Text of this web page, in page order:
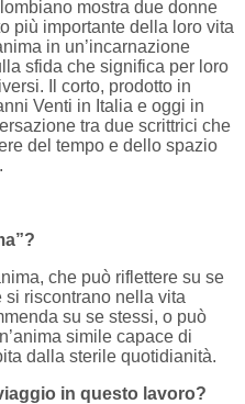
mostra due donne
più importante della loro vita
in un’incarnazione
sfida che significa per loro
Il corto, prodotto in
Venti in Italia e oggi in
tra due scrittrici che
del tempo e dello spazio
che può riflettere su se
riscontrano nella vita
su se stessi, o può
simile capace di
dalla sterile quotidianità.
in questo lavoro?